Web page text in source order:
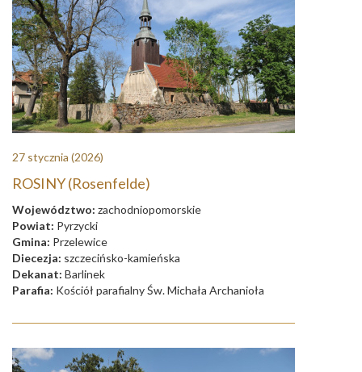
27 stycznia (2026)
ROSINY (Rosenfelde)
Województwo: zachodniopomorskie
Powiat: Pyrzycki
Gmina: Przelewice
Diecezja: szczecińsko-kamieńska
Dekanat: Barlinek
Parafia: Kościół parafialny Św. Michała Archanioła